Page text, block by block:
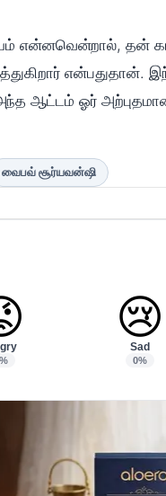
என்னவென்றால், தன்
என்பதுதான்.
ஆட்டம் ஓர்
வைபவ் சூர்யவன்ஷி
😢
Sad
0%